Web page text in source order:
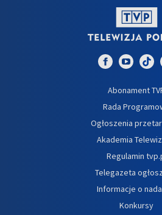
Abonament
Rada
Ogłoszenia
Akademia
Regulamin
Telegazeta
Informacje o
Konkursy